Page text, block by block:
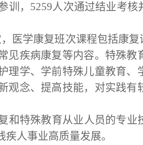
训，5259人次通过结业考
医学康复班次课程包括康
见疾病康复等内容。特殊
理学、学前特殊儿童教育、
观念、提高技能，对实践
和特殊教育从业人员的专
人事业高质量发展。